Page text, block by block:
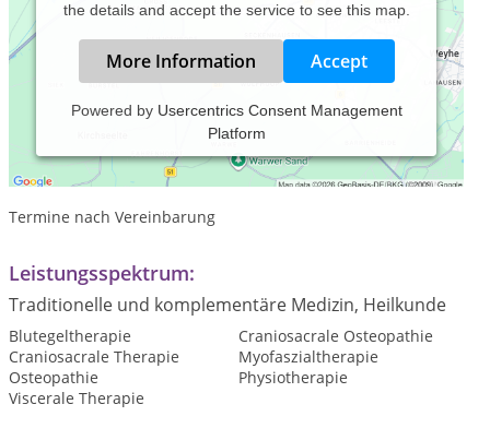
the details and accept the service to see this map.
More Information Accept
Powered by Usercentrics Consent Management
Platform
Termine direkt online über unsere Website buchen
Termine nach Vereinbarung
Leistungsspektrum:
Traditionelle und komplementäre Medizin, Heilkunde
Blutegeltherapie
Craniosacrale Osteopathie
Craniosacrale Therapie
Myofaszialtherapie
Osteopathie
Physiotherapie
Viscerale Therapie